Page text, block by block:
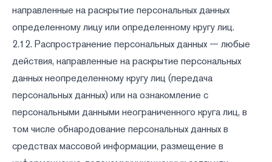
направленные на раскрытие персональных данных
определенному лицу или определенному кругу лиц.
2.12. Распространение персональных данных — любые
действия, направленные на раскрытие персональных
данных неопределенному кругу лиц (передача
персональных данных) или на ознакомление с
персональными данными неограниченного круга лиц, в
том числе обнародование персональных данных в
средствах массовой информации, размещение в